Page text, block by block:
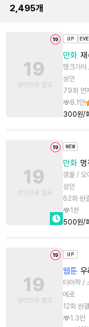
2,495개
만화
탱크가
성인
79화
8.1만
300원/
만화
갱꿀 / 오
성인
62화
1천
500원/
웹툰 우
타마학 /
에로
12화 완
1.3만